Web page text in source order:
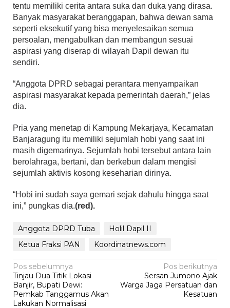
tentu memiliki cerita antara suka dan duka yang dirasa.
Banyak masyarakat beranggapan, bahwa dewan sama
seperti eksekutif yang bisa menyelesaikan semua
persoalan, mengabulkan dan membangun sesuai
aspirasi yang diserap di wilayah Dapil dewan itu
sendiri.
“Anggota DPRD sebagai perantara menyampaikan
aspirasi masyarakat kepada pemerintah daerah,” jelas
dia.
Pria yang menetap di Kampung Mekarjaya, Kecamatan
Banjaragung itu memiliki sejumlah hobi yang saat ini
masih digemarinya. Sejumlah hobi tersebut antara lain
berolahraga, bertani, dan berkebun dalam mengisi
sejumlah aktivis kosong keseharian dirinya.
“Hobi ini sudah saya gemari sejak dahulu hingga saat
ini,” pungkas dia.(red).
Anggota DPRD Tuba
Holil Dapil II
Ketua Fraksi PAN
Koordinatnews.com
Navigasi
pos
Pos sebelumnya
Tinjau Dua Titik Lokasi
Banjir, Bupati Dewi:
Pemkab Tanggamus Akan
Lakukan Normalisasi
Pos berikutnya
Sersan Jumono Ajak
Warga Jaga Persatuan dan
Kesatuan